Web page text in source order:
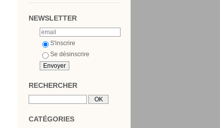
NEWSLETTER
S'inscrire
Se désinscrire
RECHERCHER
CATÉGORIES